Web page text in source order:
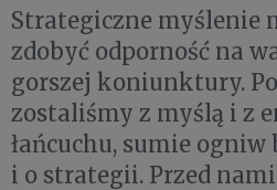
Strategiczne myślenie
zdobyć odporność na
gorszej koniunktury.
zostaliśmy z myślą i z
łańcuchu, sumie ogniw
i o strategii. Przed